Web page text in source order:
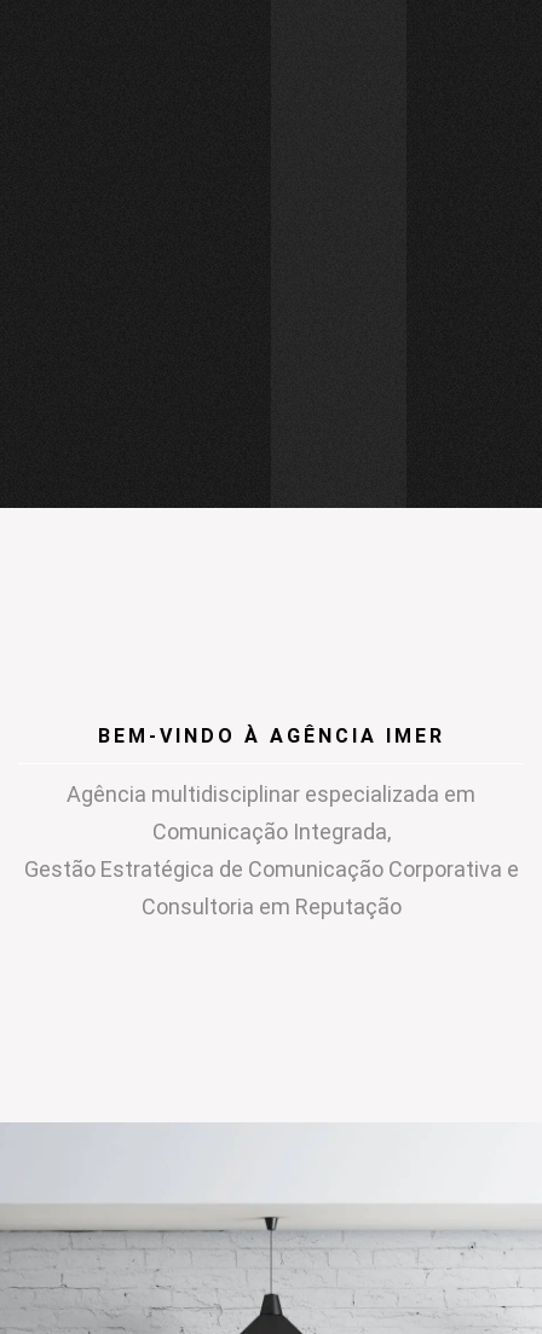
BEM-VINDO À AGÊNCIA IMER
Agência multidisciplinar especializada em
Comunicação Integrada,
Gestão Estratégica de Comunicação Corporativa e
Consultoria em Reputação